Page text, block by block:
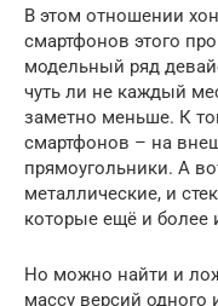
В этом отношении
смартфонов этого
модельный ряд
чуть ли не каждый
заметно меньше. К
смартфонов – на
прямоугольники. А
металлические, и
которые ещё и более
Но можно найти и
массу версий одного